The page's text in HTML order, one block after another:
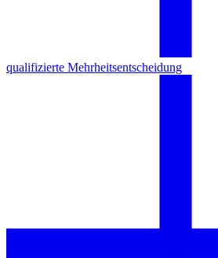
qualifizierte Mehrheitsentscheidung